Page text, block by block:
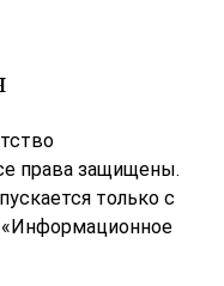
права защищены.
только с